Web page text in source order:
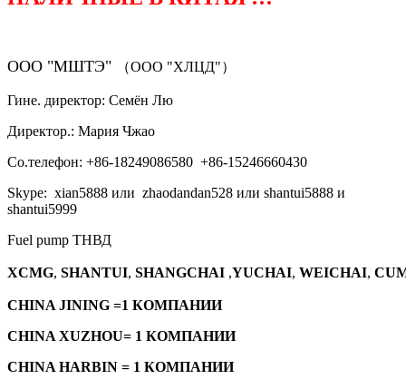
ООО "МШТЭ" （ООО "ХЛЦД"）
Гине. директор: Семён Лю
Директор.: Мария Чжао
Со.телефон: +86-18249086580 +86-15246660430
Skype: xian5888 или zhaodandan528 или shantui5888 и
shantui5999
Fuel pump ТНВД
XCMG, SHANTUI, SHANGCHAI ,YUCHAI, WEICHAI,
CHINA JINING =1 КОМПАНИИ
CHINA XUZHOU= 1 КОМПАНИИ
CHINA HARBIN = 1 КОМПАНИИ